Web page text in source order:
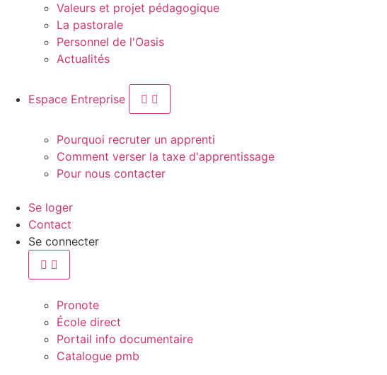
Valeurs et projet pédagogique
La pastorale
Personnel de l'Oasis
Actualités
Espace Entreprise
Pourquoi recruter un apprenti
Comment verser la taxe d'apprentissage
Pour nous contacter
Se loger
Contact
Se connecter
Pronote
École direct
Portail info documentaire
Catalogue pmb